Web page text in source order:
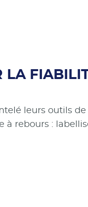
LA
leurs outils
à rebours :